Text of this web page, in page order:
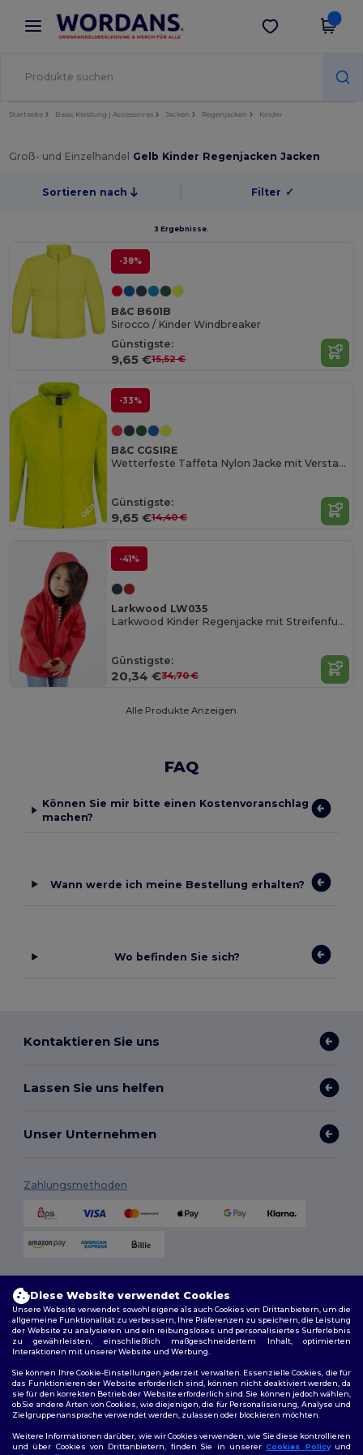
× Wordans App
Bessere Preise in der App!
App holen
Startseite Basic Kleidung | Accessoires Jacken Regenjacken Kinder
Groß- und Einzelhandel Gelb Kinder Regenjacken Jacken
Sortieren nach Filter ✓
3 Ergebnisse.
-38%
B&C B601B
Sirocco / Kinder Windbreaker
Günstigste:
9,65 €15,52 €
-33%
B&C CGSIRE
Wetterfeste Taffeta Nylon Jacke mit Verstaubarer Kapuze
Günstigste:
9,65 €14,40 €
-41%
Larkwood LW035
Larkwood Kinder Regenjacke mit Streifenfutter
Günstigste:
20,34 €34,70 €
Alle Produkte Anzeigen.
FAQ
Können Sie mir bitte einen Kostenvoranschlag
machen?
Wann werde ich meine Bestellung erhalten?
Wo befinden Sie sich?
Kontaktieren Sie uns
Lassen Sie uns helfen
Unser Unternehmen
Zahlungsmethoden
Folge uns
Diese Website verwendet Cookies
Unsere Website verwendet sowohl eigene als auch Cookies von Drittanbietern, um die
allgemeine Funktionalität zu verbessern, Ihre Präferenzen zu speichern, die Leistung
der Website zu analysieren und ein reibungsloses und personalisiertes Surferlebnis
zu gewährleisten, einschließlich maßgeschneidertem Inhalt, optimierten
Interaktionen mit unserer Website und Werbung.
Sie können Ihre Cookie-Einstellungen jederzeit verwalten. Essenzielle Cookies, die für
das Funktionieren der Website erforderlich sind, können nicht deaktiviert werden, da
sie für den korrekten Betrieb der Website erforderlich sind. Sie können jedoch wählen,
ob Sie andere Arten von Cookies, wie diejenigen, die für Personalisierung, Analyse und
Zielgruppenansprache verwendet werden, zulassen oder blockieren möchten.
Weitere Informationen darüber, wie wir Cookies verwenden, wie Sie diese kontrollieren
und über Cookies von Drittanbietern, finden Sie in unsererCookies Policyund